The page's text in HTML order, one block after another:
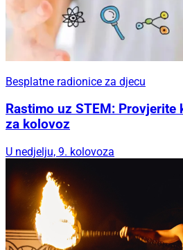
Besplatne radionice za djecu
Rastimo uz STEM:
za kolovoz
U nedjelju, 9. kolovoza